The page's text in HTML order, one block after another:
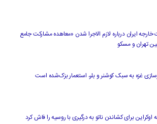
خارجه ایران درباره لازم‌ الاجرا شدن «معاهده مشارکت جامع
تهران و مسکو
غزه به سبک کوشنر و بلر، استعمار بزک‌شده است
برای کشاندن ناتو به درگیری با روسیه را فاش کرد